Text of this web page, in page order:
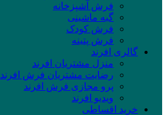
فرش آشپزخانه
گبه ماشینی
فرش کودک
فرش پتینه
گالری افرند
منزل مشتریان افرند
رضایت مشتریان فرش افرند
پرو مجازی فرش افرند
ویدیو افرند
خرید اقساطی